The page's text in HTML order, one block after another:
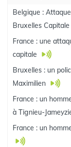
Belgique :
Bruxelles
France : une
capitale
Bruxelles : un
Maximilien
France : un
à Tignieu-
France : un